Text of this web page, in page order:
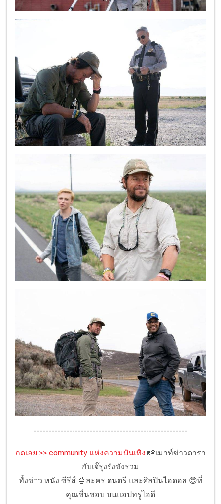
----------------------------------------------------
กดเลย >> community แห่งความบันเทิง 📸เมาท์ข่าวดารา
กับเจ๊รุงรังขังรวม
ทั้งข่าว หนัง ซีรีส์ 🍿ละคร ดนตรี และศิลปินไอดอล 😍ที่
คุณชื่นชอบ บนแอปทรูไอดี